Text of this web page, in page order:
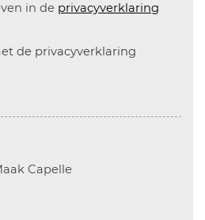
in de privacyverklaring
de privacyverklaring
Capelle